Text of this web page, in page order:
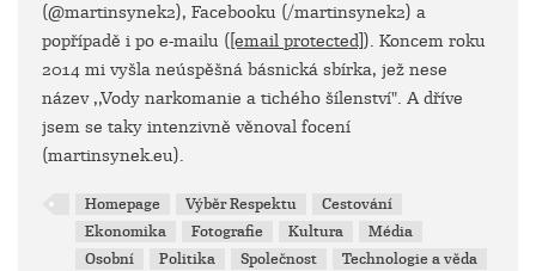
(@martinsynek2), Facebooku (/martinsynek2) a
popřípadě i po e-mailu ( [email protected] ). Koncem roku
2014 mi vyšla neúspěšná básnická sbírka, jež nese
název ,,Vody narkomanie a tichého šílenství". A dříve
jsem se taky intenzivně věnoval focení
(martinsynek.eu).
Homepage Výběr Respektu
Cestování
Ekonomika
Fotografie Kultura
Média
Osobní
Politika Společnost
Technologie a věda